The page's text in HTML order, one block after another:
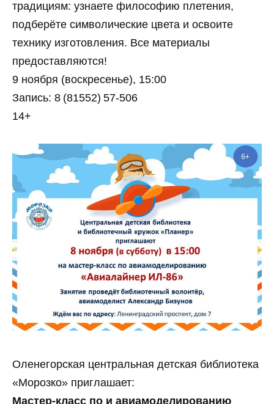
традициям: узнаете философию плетения,
подберёте символические цвета и освоите
технику изготовления. Все материалы
предоставляются!
9 ноября (воскресенье), 15:00
Запись: 8 (81552) 57‑506
14+
Оленегорская центральная детская библиотека
«Морозко» приглашает:
Мастер‑класс по и авиамоделированию